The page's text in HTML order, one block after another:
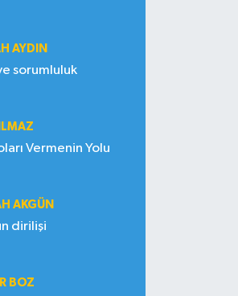
AYDIN
Gençlik ve sorumluluk
Vermenin Yolu
AKGÜN
dirilişi
BOZ